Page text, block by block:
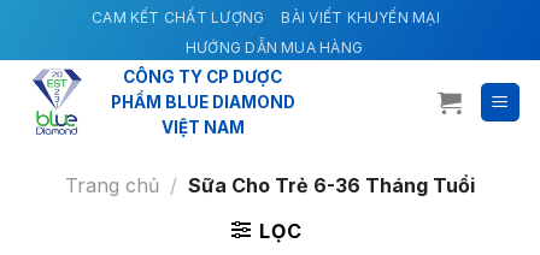
content
CAM KẾT CHẤT LƯỢNG
BÀI VIẾT KHUYẾN MẠI
HƯỚNG DẪN MUA HÀNG
CÔNG TY CP DƯỢC
PHẨM BLUE DIAMOND
VIỆT NAM
Trang chủ / Sữa Cho Trẻ 6-36 Tháng Tuổi
LỌC